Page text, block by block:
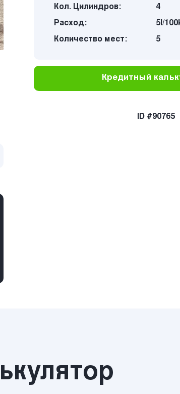
Кол. Цилиндров:
4
Расход:
5l/
Количество мест:
5
Кредитный
ID #90765